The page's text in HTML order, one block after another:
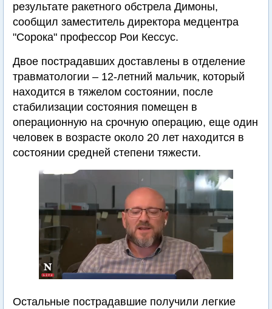
результате ракетного обстрела Димоны,
сообщил заместитель директора медцентра
"Сорока" профессор Рои Кессус.
Двое пострадавших доставлены в отделение
травматологии – 12-летний мальчик, который
находится в тяжелом состоянии, после
стабилизации состояния помещен в
операционную на срочную операцию, еще один
человек в возрасте около 20 лет находится в
состоянии средней степени тяжести.
Остальные пострадавшие получили легкие